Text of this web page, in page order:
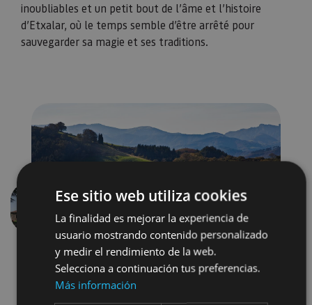
inoubliables et un petit bout de l’âme et l’histoire
d’Etxalar, où le temps semble d’être arrêté pour
sauvegarder sa magie et ses traditions.
Précédent
Ese sitio web utiliza cookies
La finalidad es mejorar la experiencia de
usuario mostrando contenido personalizado
y medir el rendimiento de la web.
Selecciona a continuación tus preferencias.
Más información